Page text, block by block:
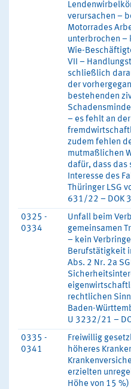
verursachen –
Motorrades
unterbrochen –
Wie-
VII –
schließlich
der
bestehenden
– es fehlt an
zudem fehlen
mutmaßlichen
dafür, dass das
Interesse des
Thüringer LSG
631/22 – DOK
0325 -
0334
Unfall beim
gemeinsamen
– kein
Berufstätigkeit
Abs. 2 Nr. 2a
rechtlichen
Baden-
U 3232/21 –
0335 -
0341
Freiwillig
höheres
erzielten
Höhe von 15